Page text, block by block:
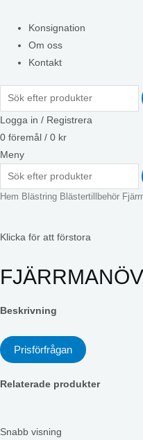
Konsignation
Om oss
Kontakt
Logga in / Registrera
0 föremål / 0 kr
Meny
Hem Blästring Blästertillbehör
Klicka för att förstora
Beskrivning
Prisförfrågan
Relaterade produkter
Snabb visning